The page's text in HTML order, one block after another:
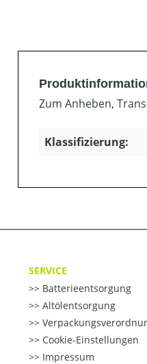
Zum Anheben,
Klassifizierung:
SERVICE
Batterieentsorgung
Altölentsorgung
Cookie-Einstellungen
Impressum